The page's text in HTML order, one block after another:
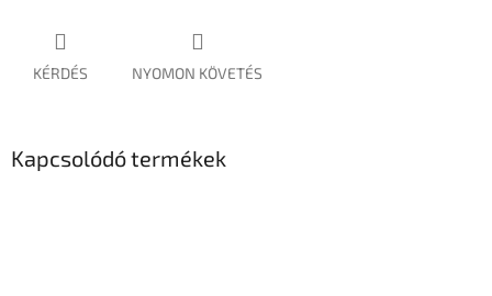
KÉRDÉS NYOMON KÖVETÉS
Kapcsolódó termékek